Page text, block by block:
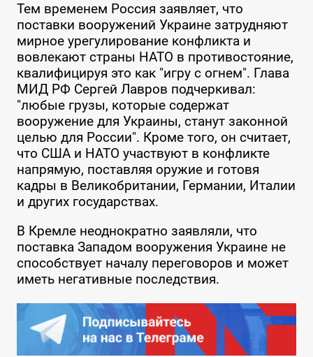
Тем временем Россия заявляет, что
поставки вооружений Украине затрудняют
мирное урегулирование конфликта и
вовлекают страны НАТО в противостояние,
квалифицируя это как "игру с огнем". Глава
МИД РФ Сергей Лавров подчеркивал:
"любые грузы, которые содержат
вооружение для Украины, станут законной
целью для России". Кроме того, он считает,
что США и НАТО участвуют в конфликте
напрямую, поставляя оружие и готовя
кадры в Великобритании, Германии, Италии
и других государствах.
В Кремле неоднократно заявляли, что
поставка Западом вооружения Украине не
способствует началу переговоров и может
иметь негативные последствия.